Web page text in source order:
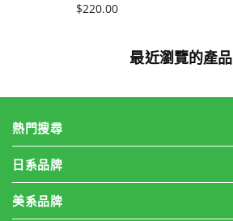
價
$220.00
最近瀏覽的產品
熱門搜尋
日系品牌
美系品牌